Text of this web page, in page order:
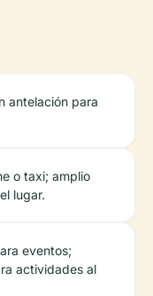
antelación para
o taxi; amplio
lugar.
eventos;
actividades al